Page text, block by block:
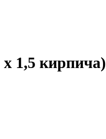
1,5 кирпича)